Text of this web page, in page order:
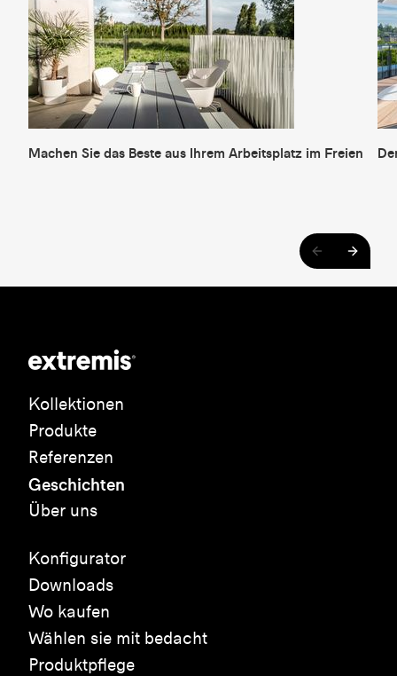
Machen Sie das Beste aus Ihrem Arbeitsplatz im Freien
Kollektionen
Produkte
Referenzen
Geschichten
Über uns
Konfigurator
Downloads
Wo kaufen
Wählen sie mit bedacht
Produktpflege